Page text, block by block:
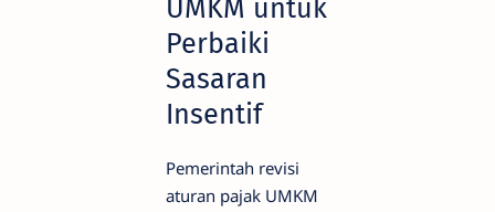
UMKM untuk
Perbaiki
Sasaran
Insentif
Pemerintah revisi
aturan pajak UMKM